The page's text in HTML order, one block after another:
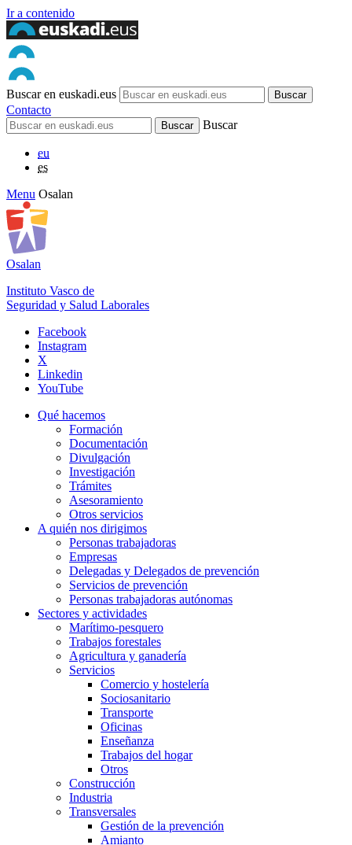
Ir a contenido
Buscar en euskadi.eus
Contacto
Buscar
eu
es
Menu Osalan
Osalan
Instituto Vasco de
Seguridad y Salud Laborales
Facebook
Instagram
X
Linkedin
YouTube
Qué hacemos
Formación
Documentación
Divulgación
Investigación
Trámites
Asesoramiento
Otros servicios
A quién nos dirigimos
Personas trabajadoras
Empresas
Delegadas y Delegados de prevención
Servicios de prevención
Personas trabajadoras autónomas
Sectores y actividades
Marítimo-pesquero
Trabajos forestales
Agricultura y ganadería
Servicios
Comercio y hostelería
Sociosanitario
Transporte
Oficinas
Enseñanza
Trabajos del hogar
Otros
Construcción
Industria
Transversales
Gestión de la prevención
Amianto